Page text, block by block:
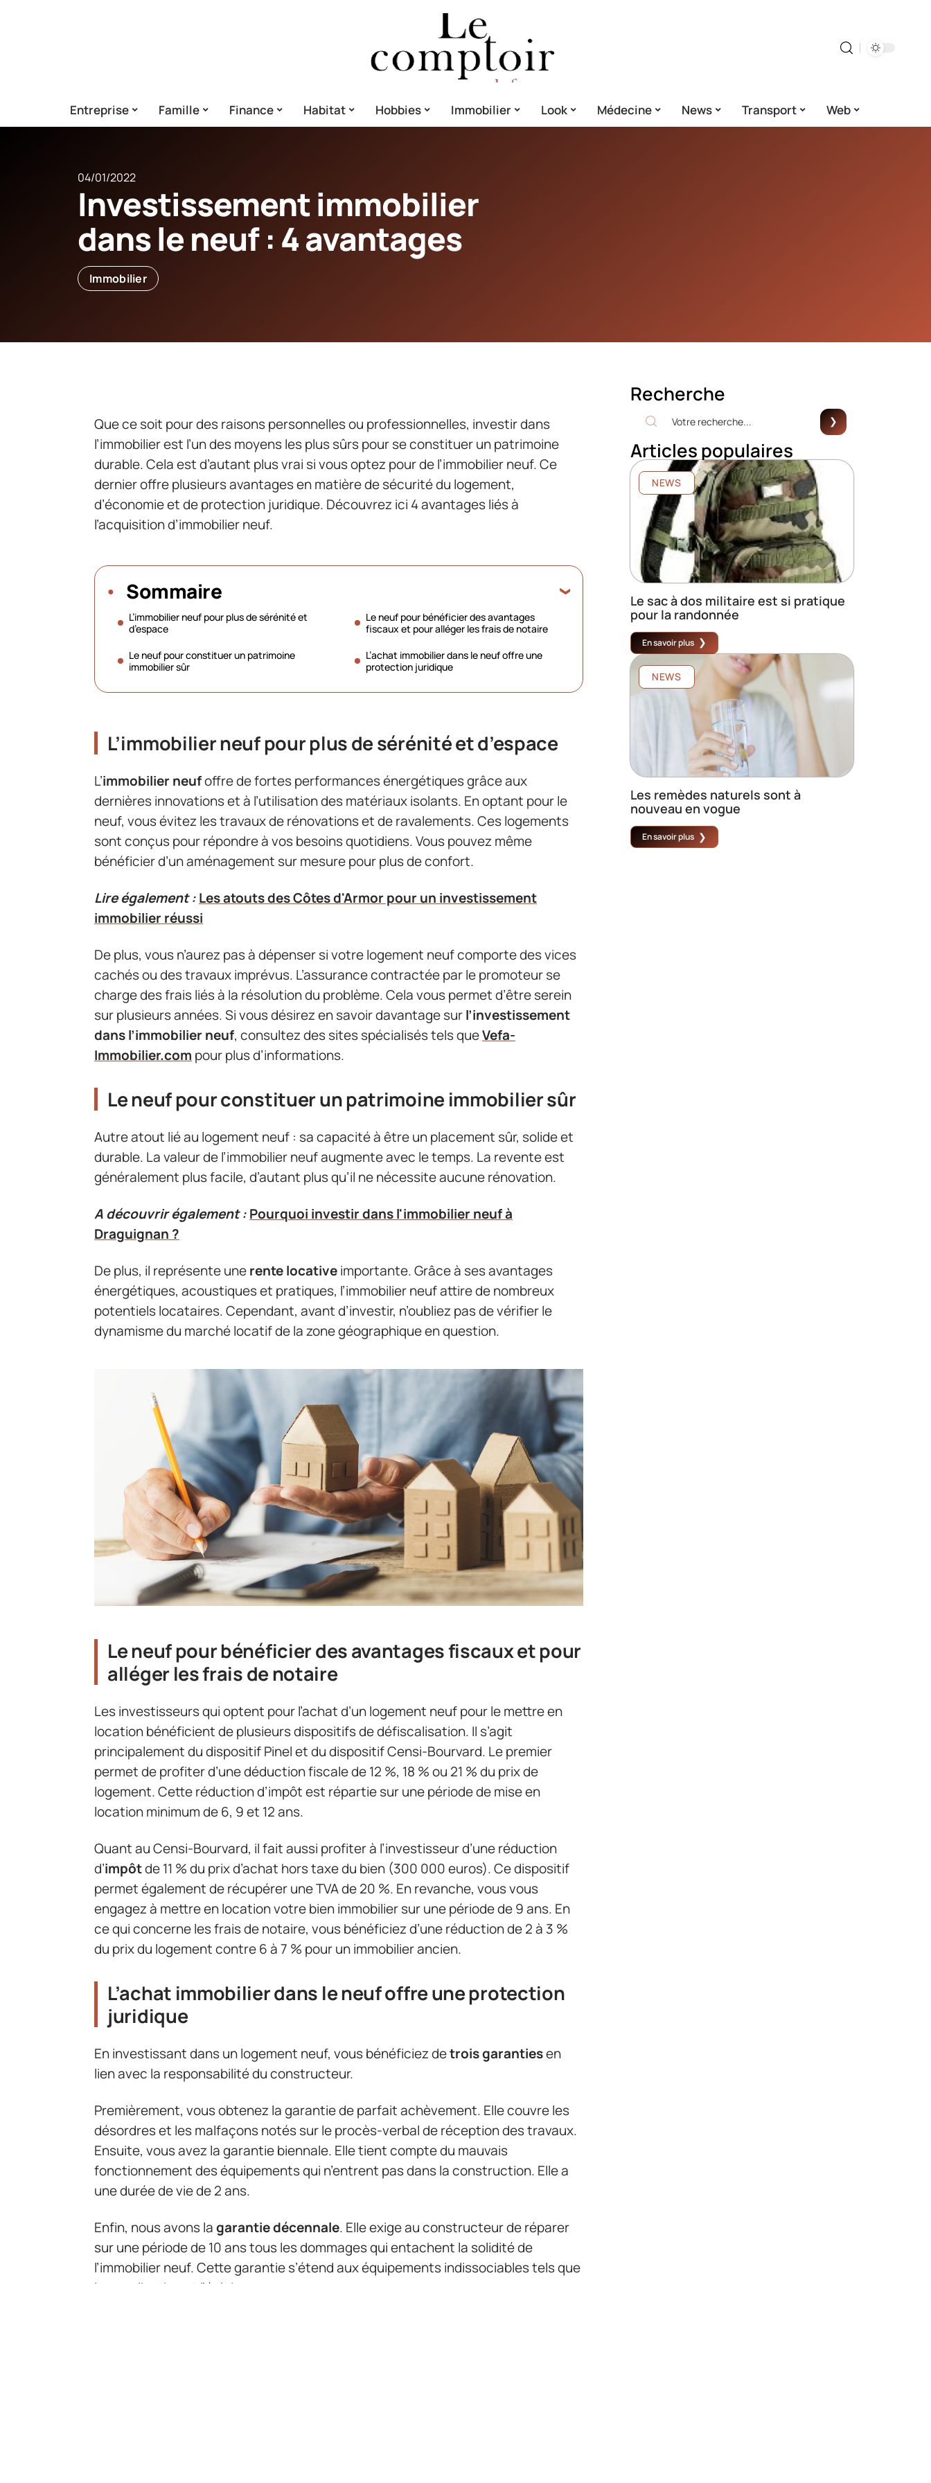
Entreprise Famille Finance Habitat Hobbies Immobilier Look Médecine News Transport Web
04/01/2022
Investissement immobilier
dans le neuf : 4 avantages
Immobilier
Que ce soit pour des raisons personnelles ou professionnelles, investir dans
l’immobilier est l’un des moyens les plus sûrs pour se constituer un patrimoine
durable. Cela est d’autant plus vrai si vous optez pour de l’immobilier neuf. Ce
dernier offre plusieurs avantages en matière de sécurité du logement,
d’économie et de protection juridique. Découvrez ici 4 avantages liés à
l’acquisition d’immobilier neuf.
Sommaire
L’immobilier neuf pour plus de sérénité et
d’espace
Le neuf pour constituer un patrimoine
immobilier sûr
Le neuf pour bénéficier des avantages
fiscaux et pour alléger les frais de notaire
L’achat immobilier dans le neuf offre une
protection juridique
L’immobilier neuf pour plus de sérénité et d’espace
L’immobilier neufoffre de fortes performances énergétiques grâce aux
dernières innovations et à l’utilisation des matériaux isolants. En optant pour le
neuf, vous évitez les travaux de rénovations et de ravalements. Ces logements
sont conçus pour répondre à vos besoins quotidiens. Vous pouvez même
bénéficier d’un aménagement sur mesure pour plus de confort.
Lire également :Les atouts des Côtes d'Armor pour un investissement
immobilier réussi
De plus, vous n’aurez pas à dépenser si votre logement neuf comporte des vices
cachés ou des travaux imprévus. L’assurance contractée par le promoteur se
charge des frais liés à la résolution du problème. Cela vous permet d’être serein
sur plusieurs années. Si vous désirez en savoir davantage surl’investissement
dans l’immobilier neuf, consultez des sites spécialisés tels queVefa-
Immobilier.com pour plus d’informations.
Le neuf pour constituer un patrimoine immobilier sûr
Autre atout lié au logement neuf : sa capacité à être un placement sûr, solide et
durable. La valeur de l’immobilier neuf augmente avec le temps. La revente est
généralement plus facile, d’autant plus qu’il ne nécessite aucune rénovation.
A découvrir également :Pourquoi investir dans l'immobilier neuf à
Draguignan ?
De plus, il représente unerente locativeimportante. Grâce à ses avantages
énergétiques, acoustiques et pratiques, l’immobilier neuf attire de nombreux
potentiels locataires. Cependant, avant d’investir, n’oubliez pas de vérifier le
dynamisme du marché locatif de la zone géographique en question.
Le neuf pour bénéficier des avantages fiscaux et pour
alléger les frais de notaire
Les investisseurs qui optent pour l’achat d’un logement neuf pour le mettre en
location bénéficient de plusieurs dispositifs de défiscalisation. Il s’agit
principalement du dispositif Pinel et du dispositif Censi-Bourvard. Le premier
permet de profiter d’une déduction fiscale de 12 %, 18 % ou 21 % du prix de
logement. Cette réduction d’impôt est répartie sur une période de mise en
location minimum de 6, 9 et 12 ans.
Quant au Censi-Bourvard, il fait aussi profiter à l’investisseur d’une réduction
d’impôtde 11 % du prix d’achat hors taxe du bien (300 000 euros). Ce dispositif
permet également de récupérer une TVA de 20 %. En revanche, vous vous
engagez à mettre en location votre bien immobilier sur une période de 9 ans. En
ce qui concerne les frais de notaire, vous bénéficiez d’une réduction de 2 à 3 %
du prix du logement contre 6 à 7 % pour un immobilier ancien.
L’achat immobilier dans le neuf offre une protection
juridique
En investissant dans un logement neuf, vous bénéficiez detrois garantiesen
lien avec la responsabilité du constructeur.
Premièrement, vous obtenez la garantie de parfait achèvement. Elle couvre les
désordres et les malfaçons notés sur le procès-verbal de réception des travaux.
Ensuite, vous avez la garantie biennale. Elle tient compte du mauvais
fonctionnement des équipements qui n’entrent pas dans la construction. Elle a
une durée de vie de 2 ans.
Enfin, nous avons lagarantie décennale. Elle exige au constructeur de réparer
sur une période de 10 ans tous les dommages qui entachent la solidité de
l’immobilier neuf. Cette garantie s’étend aux équipements indissociables tels que
la canalisation et l’éclairage.
Recherche
Articles populaires
NEWS
Le sac à dos militaire est si pratique
pour la randonnée
En savoir plus
NEWS
Les remèdes naturels sont à
nouveau en vogue
En savoir plus